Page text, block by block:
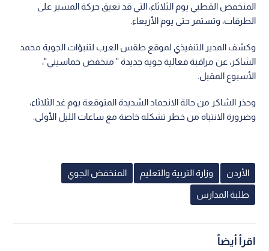
المنخفض القطبي يوم الثلاثاء، التي قد تعيق حركة المسير على
الطرقات، وتستمر حتى يوم الأربعاء.
وكشف المدير التنفيذي لموقع طقس العرب لتنبؤات الجوية محمد
الشاكر، عن مراقبة فعالية جوية جديدة " منخفض خماسيني"،
الأسبوع المقبل.
وحذر الشاكر من حالة الانجماد الشديدة المتوقعة يوم غد الثلاثاء،
وضرورة الانتباه من خطر تشكله خاصة مع ساعات الليل الأولى.
الأردن وزارة التربية والتعليم المنخفض الجوي
طلبة المدارس
اقرأ أيضاً